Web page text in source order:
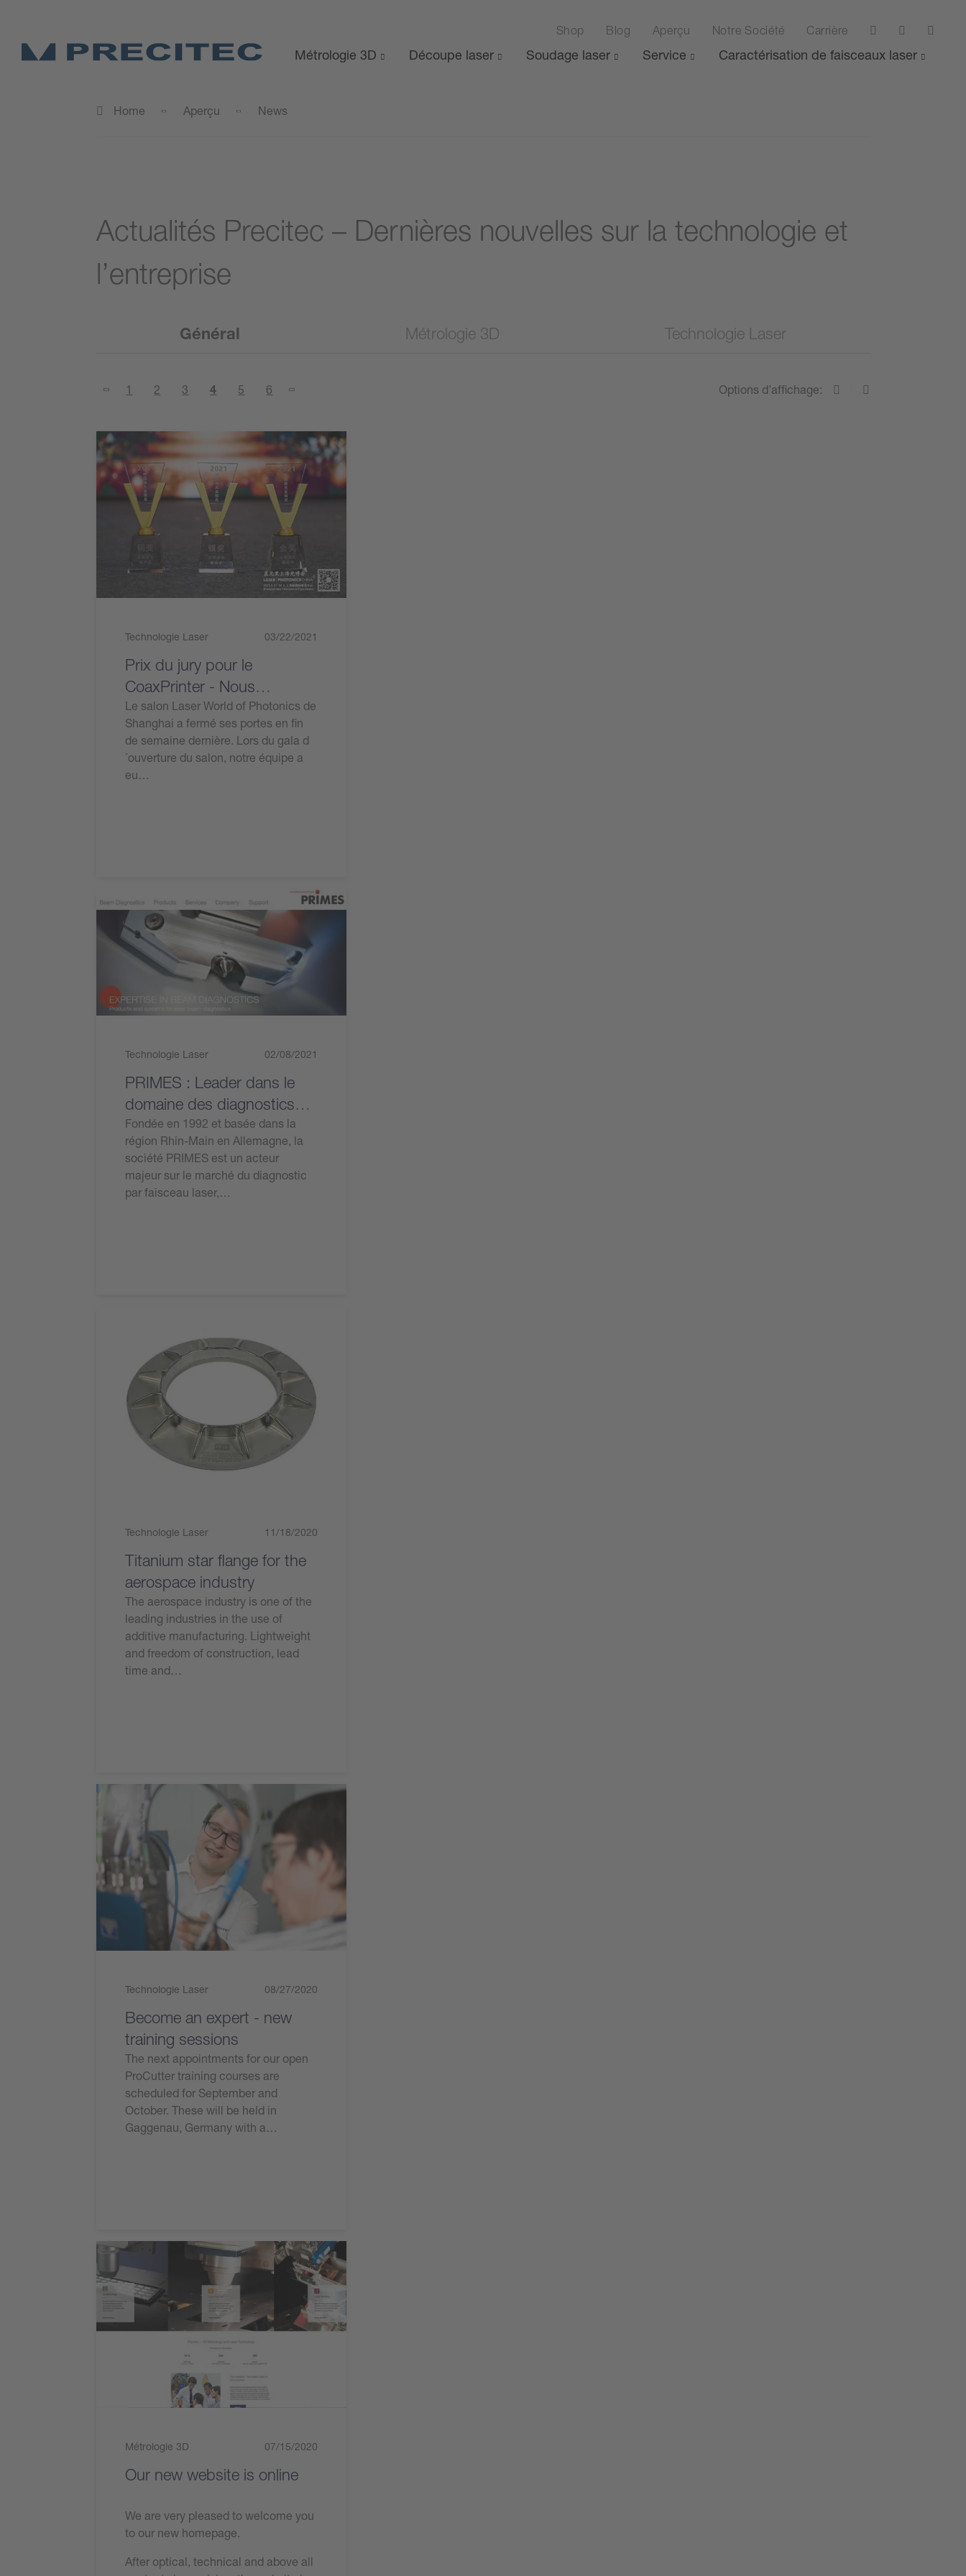
Shop Blog Aperçu Notre Société Carrière
Métrologie 3D Découpe laser Soudage laser Service Caractérisation de faisceaux laser
Home Aperçu News
Actualités Precitec – Dernières nouvelles sur la technologie et
l’entreprise
Général Métrologie 3D Technologie Laser
1 2 3 4 5 6 Options d’affichage:
Technologie Laser 03/22/2021
Prix du jury pour le
CoaxPrinter - Nous
sommes fiers!
Le salon Laser World of Photonics de
Shanghai a fermé ses portes en fin
de semaine dernière. Lors du gala d
´ouverture du salon, notre équipe a
eu…
Technologie Laser 02/08/2021
PRIMES : Leader dans le
domaine des diagnostics
des faisceaux laser
Fondée en 1992 et basée dans la
région Rhin-Main en Allemagne, la
société PRIMES est un acteur
majeur sur le marché du diagnostic
par faisceau laser,…
Technologie Laser 11/18/2020
Titanium star flange for the
aerospace industry
The aerospace industry is one of the
leading industries in the use of
additive manufacturing. Lightweight
and freedom of construction, lead
time and…
Technologie Laser 08/27/2020
Become an expert - new
training sessions
The next appointments for our open
ProCutter training courses are
scheduled for September and
October. These will be held in
Gaggenau, Germany with a…
Métrologie 3D 07/15/2020
Our new website is online
We are very pleased to welcome you
to our new homepage.
After optical, technical and above all